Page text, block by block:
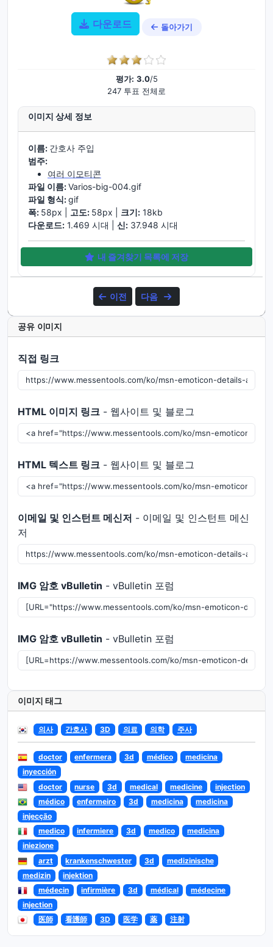
다운로드 돌아가기
평가: 3.0/5
247 투표 전체로
이미지 상세 정보
이름: 간호사 주입
범주:
여러 이모티콘
파일 이름:Varios-big-004.gif
파일 형식:gif
폭: 58px | 고도: 58px | 크기: 18kb
다운로드: 1.469 시대 | 신: 37.948 시대
내 즐겨찾기 목록에 저장
이전 다음
공유 이미지
직접 링크
HTML 이미지 링크 - 웹사이트 및 블로그
HTML 텍스트 링크 - 웹사이트 및 블로그
이메일 및 인스턴트 메신저 - 이메일 및 인스턴트 메신
저
IMG 암호 vBulletin - vBulletin 포럼
IMG 암호 vBulletin - vBulletin 포럼
이미지 태그
의사 간호사 3D 의료 의학 주사
doctor enfermera 3d médico
medicina
inyección
doctor
nurse 3d medical medicine
injection
médico
enfermeiro 3d medicina
medicina
injecção
medico
infermiere 3d medico
medicina
iniezione
arzt
krankenschwester 3d
medizinische
medizin
injektion
médecin
infirmière 3d médical
médecine
injection
医師
看護師 3D 医学 薬 注射